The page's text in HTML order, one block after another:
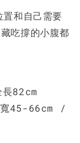
和自己需要
吃撐的小腹都
82cm
45-66cm /